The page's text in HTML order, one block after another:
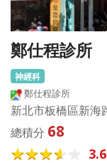
鄭仕程診所
神經科
鄭仕程診所
新北市板橋區新海
總積分 68
3.6